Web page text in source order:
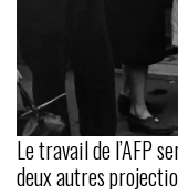
Le travail de l’AFP
deux autres